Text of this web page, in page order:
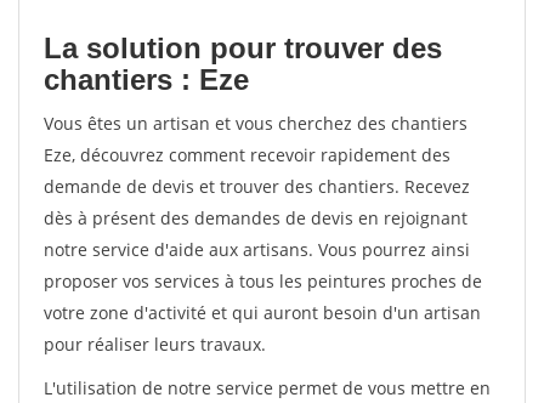
La solution pour trouver des
chantiers : Eze
Vous êtes un artisan et vous cherchez des chantiers
Eze, découvrez comment recevoir rapidement des
demande de devis et trouver des chantiers. Recevez
dès à présent des demandes de devis en rejoignant
notre service d'aide aux artisans. Vous pourrez ainsi
proposer vos services à tous les peintures proches de
votre zone d'activité et qui auront besoin d'un artisan
pour réaliser leurs travaux.
L'utilisation de notre service permet de vous mettre en